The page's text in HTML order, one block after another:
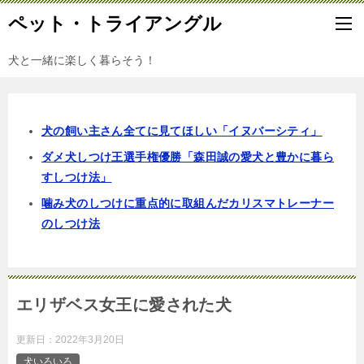
ペット・トライアングル
犬と一緒に楽しく暮らそう！
犬の飼い主さん全てに見てほしい「イヌバーシティ」
ダメ犬しつけ王選手権優勝「森田誠の愛犬と豊かに暮ら
すしつけ法」
噛み犬のしつけに重点的に取組んだカリスマトレーナー
のしつけ法
エリザベス女王に愛された犬
更新日： 2022年3月20日
犬いろいろ